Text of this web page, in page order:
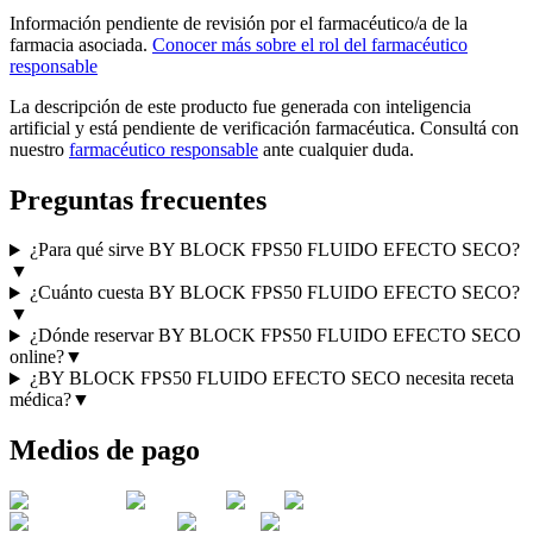
Información pendiente de revisión por el farmacéutico/a de la
farmacia asociada. Conocer más sobre el rol del farmacéutico
responsable
La descripción de este producto fue generada con inteligencia
artificial y está pendiente de verificación farmacéutica. Consultá con
nuestro farmacéutico responsable ante cualquier duda.
Preguntas frecuentes
¿Para qué sirve BY BLOCK FPS50 FLUIDO EFECTO SECO?
▼
¿Cuánto cuesta BY BLOCK FPS50 FLUIDO EFECTO SECO?
▼
¿Dónde reservar BY BLOCK FPS50 FLUIDO EFECTO SECO
online?▼
¿BY BLOCK FPS50 FLUIDO EFECTO SECO necesita receta
médica?▼
Medios de pago